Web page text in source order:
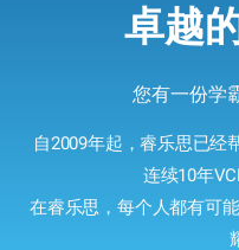
卓越
您有一份学
自2009年起，睿乐思已经
连续10年
在睿乐思，每个人都有可